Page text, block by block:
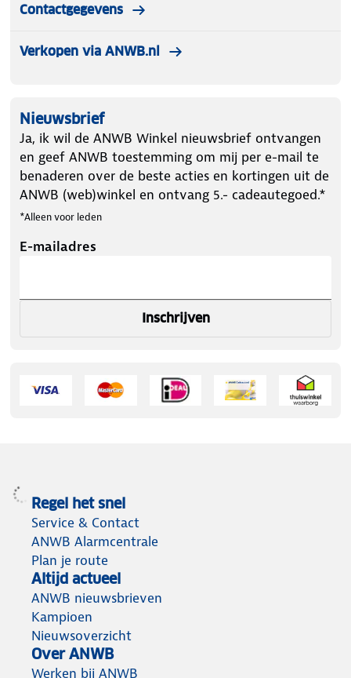
Contactgegevens
Verkopen via ANWB.nl
Nieuwsbrief
Ja, ik wil de ANWB Winkel nieuwsbrief ontvangen
en geef ANWB toestemming om mij per e-mail te
benaderen over de beste acties en kortingen uit de
ANWB (web)winkel en ontvang 5.- cadeautegoed.*
*Alleen voor leden
E-mailadres
Inschrijven
Regel het snel
Service & Contact
ANWB Alarmcentrale
Plan je route
Altijd actueel
ANWB nieuwsbrieven
Kampioen
Nieuwsoverzicht
Over ANWB
Werken bij ANWB